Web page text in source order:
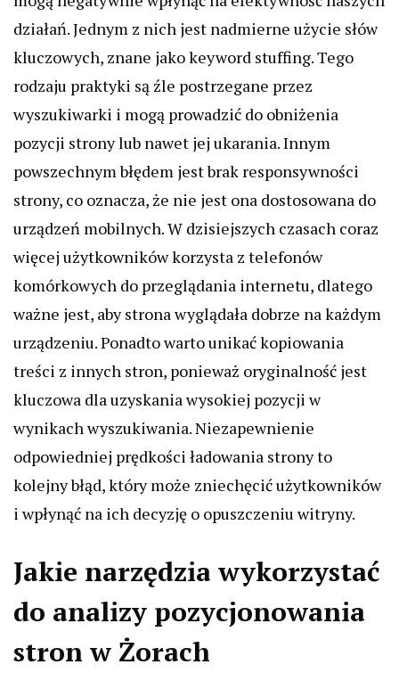
działań. Jednym z nich jest nadmierne użycie słów
kluczowych, znane jako keyword stuffing. Tego
rodzaju praktyki są źle postrzegane przez
wyszukiwarki i mogą prowadzić do obniżenia
pozycji strony lub nawet jej ukarania. Innym
powszechnym błędem jest brak responsywności
strony, co oznacza, że nie jest ona dostosowana do
urządzeń mobilnych. W dzisiejszych czasach coraz
więcej użytkowników korzysta z telefonów
komórkowych do przeglądania internetu, dlatego
ważne jest, aby strona wyglądała dobrze na każdym
urządzeniu. Ponadto warto unikać kopiowania
treści z innych stron, ponieważ oryginalność jest
kluczowa dla uzyskania wysokiej pozycji w
wynikach wyszukiwania. Niezapewnienie
odpowiedniej prędkości ładowania strony to
kolejny błąd, który może zniechęcić użytkowników
i wpłynąć na ich decyzję o opuszczeniu witryny.
Jakie narzędzia wykorzystać
do analizy pozycjonowania
stron w Żorach